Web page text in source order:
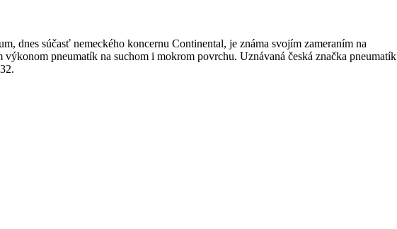
dnes súčasť nemeckého koncernu Continental, je známa svojím zameraním na
pneumatík na suchom i mokrom povrchu. Uznávaná česká značka pneumatík